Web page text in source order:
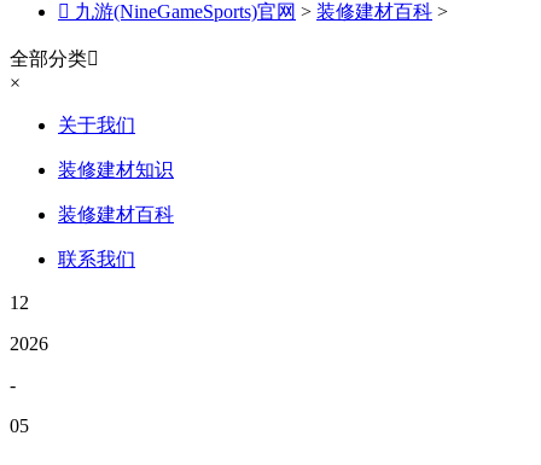
 九游(NineGameSports)官网 > 装修建材百科 >
全部分类
×
关于我们
装修建材知识
装修建材百科
联系我们
12
2026
-
05